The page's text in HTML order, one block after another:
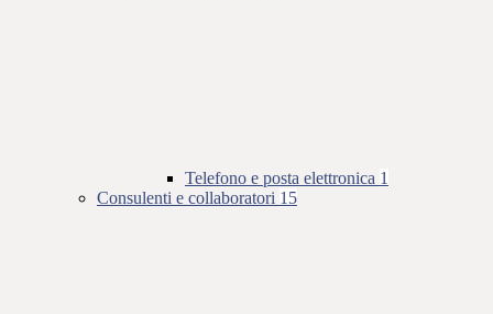
Telefono e posta elettronica 1
Consulenti e collaboratori 15